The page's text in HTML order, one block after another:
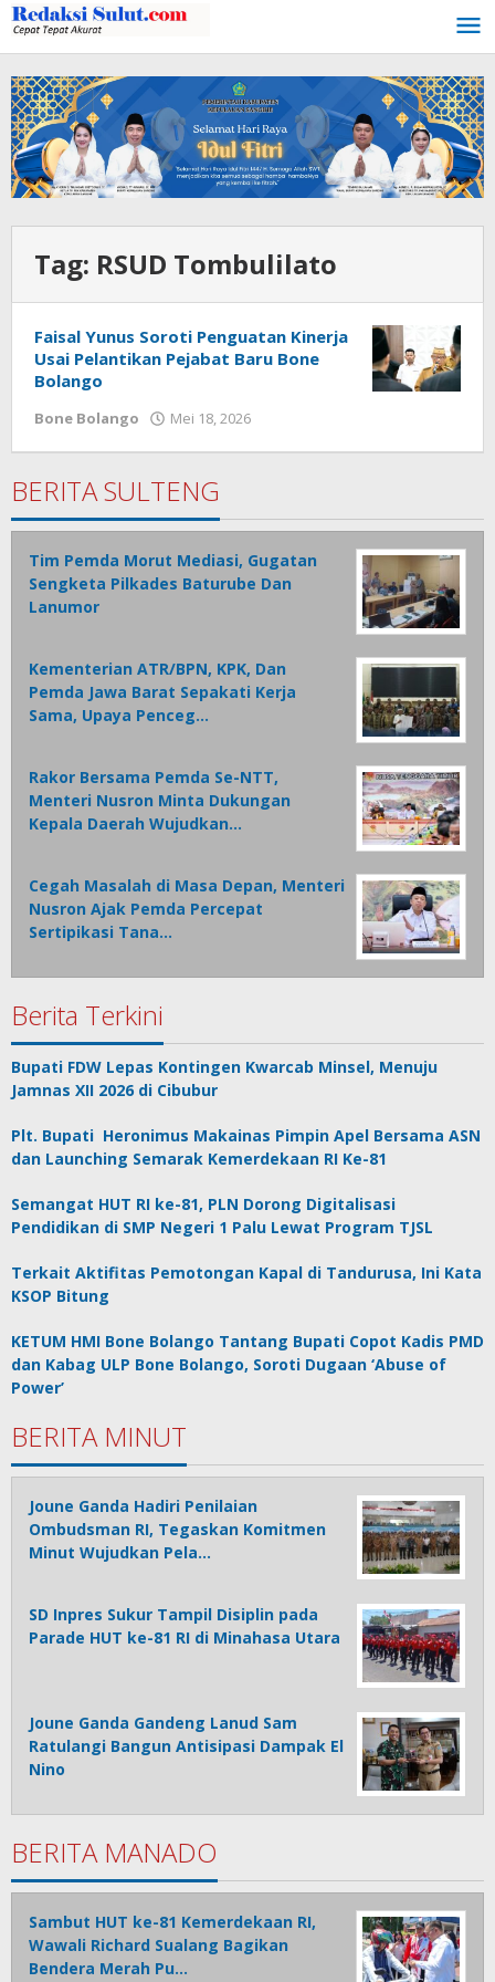
Lewati
ke
konten
Tag: RSUD Tombulilato
Faisal Yunus Soroti Penguatan Kinerja
Usai Pelantikan Pejabat Baru Bone
Bolango
Bone Bolango Mei 18, 2026
BERITA SULTENG
Tim Pemda Morut Mediasi, Gugatan
Sengketa Pilkades Baturube Dan
Lanumor
Kementerian ATR/BPN, KPK, Dan
Pemda Jawa Barat Sepakati Kerja
Sama, Upaya Penceg…
Rakor Bersama Pemda Se-NTT,
Menteri Nusron Minta Dukungan
Kepala Daerah Wujudkan…
Cegah Masalah di Masa Depan, Menteri
Nusron Ajak Pemda Percepat
Sertipikasi Tana…
Berita Terkini
Bupati FDW Lepas Kontingen Kwarcab Minsel, Menuju
Jamnas XII 2026 di Cibubur
Plt. Bupati Heronimus Makainas Pimpin Apel Bersama ASN
dan Launching Semarak Kemerdekaan RI Ke-81
Semangat HUT RI ke-81, PLN Dorong Digitalisasi
Pendidikan di SMP Negeri 1 Palu Lewat Program TJSL
Terkait Aktifitas Pemotongan Kapal di Tandurusa, Ini Kata
KSOP Bitung
KETUM HMI Bone Bolango Tantang Bupati Copot Kadis PMD
dan Kabag ULP Bone Bolango, Soroti Dugaan ‘Abuse of
Power’
BERITA MINUT
Joune Ganda Hadiri Penilaian
Ombudsman RI, Tegaskan Komitmen
Minut Wujudkan Pela…
SD Inpres Sukur Tampil Disiplin pada
Parade HUT ke-81 RI di Minahasa Utara
Joune Ganda Gandeng Lanud Sam
Ratulangi Bangun Antisipasi Dampak El
Nino
BERITA MANADO
Sambut HUT ke-81 Kemerdekaan RI,
Wawali Richard Sualang Bagikan
Bendera Merah Pu…